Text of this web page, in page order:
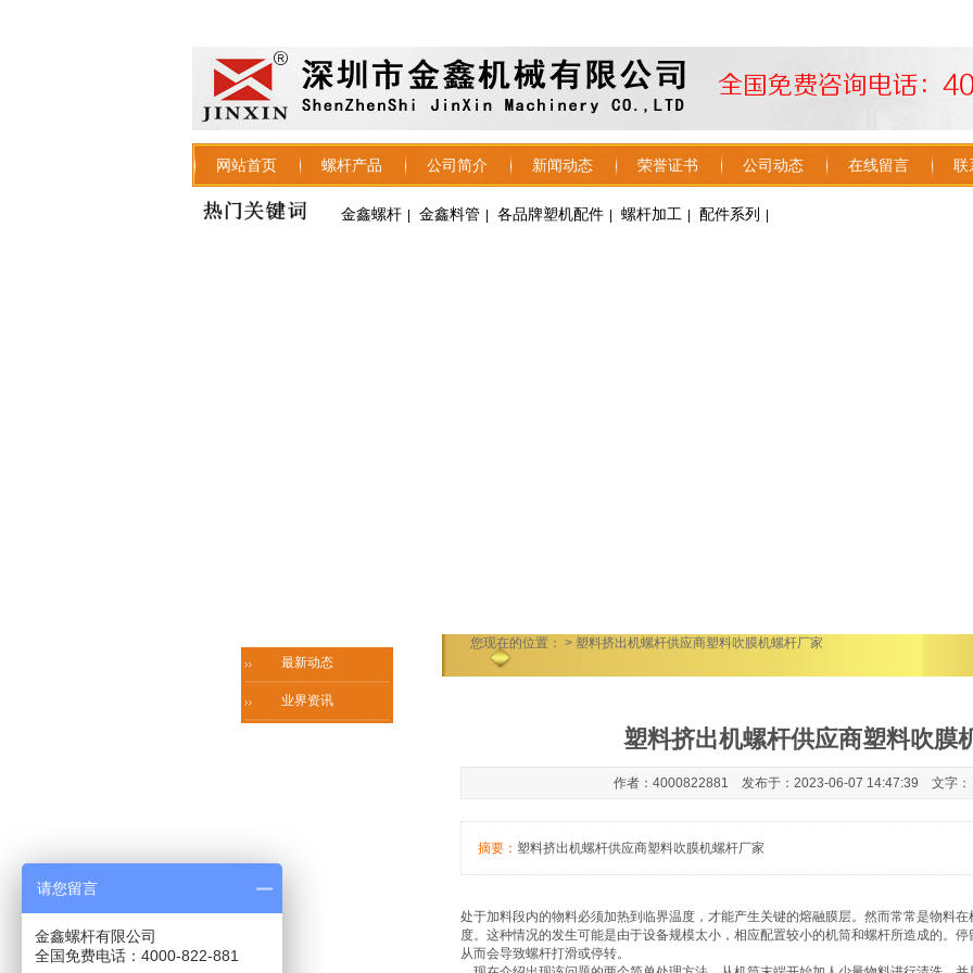
金鑫螺杆 金鑫料管 各品牌塑机配件 螺杆加工 配件系列
网站首页 螺杆产品 公司简介 新闻动态 荣誉证书 公司动态 在线留言 联
您现在的位置： > 塑料挤出机螺杆供应商塑料吹膜机螺杆厂家
最新动态
业界资讯
塑料挤出机螺杆供应商塑料吹膜
作者：4000822881 发布于：2023-06-07 14:47:39 文字：
摘要： 塑料挤出机螺杆供应商塑料吹膜机螺杆厂家
处于加料段内的物料必须加热到临界温度，才能产生关键的熔融膜层。然而常常是物料
度。这种情况的发生可能是由于设备规模太小，相应配置较小的机筒和螺杆所造成的。
从而会导致螺杆打滑或停转。
请您留言
金鑫螺杆有限公司
全国免费电话：4000-822-881